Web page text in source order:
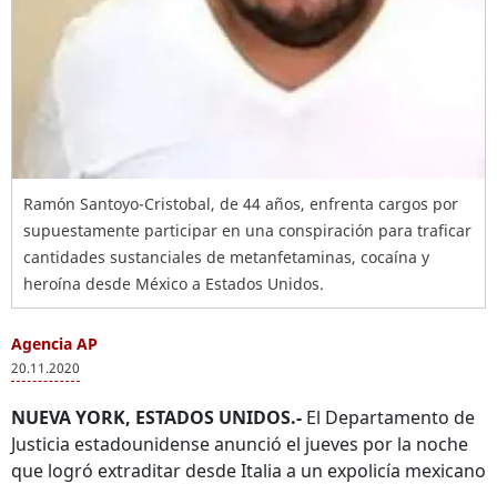
Ramón Santoyo-Cristobal, de 44 años, enfrenta cargos por
supuestamente participar en una conspiración para traficar
cantidades sustanciales de metanfetaminas, cocaína y
heroína desde México a Estados Unidos.
Agencia AP
20.11.2020
NUEVA YORK, ESTADOS UNIDOS.- El Departamento de
Justicia estadounidense anunció el jueves por la noche
que logró extraditar desde Italia a un expolicía mexicano